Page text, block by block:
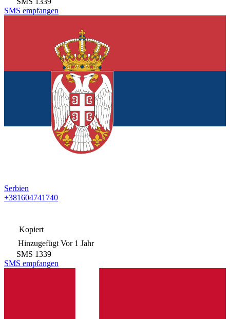
SMS empfangen
Serbien
+381604741740
Kopiert
Hinzugefügt Vor 1 Jahr
SMS 1339
SMS empfangen